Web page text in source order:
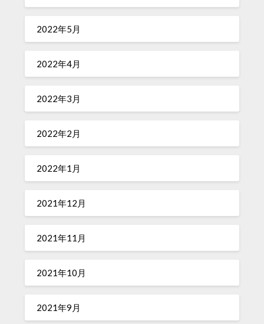
2022年5月
2022年4月
2022年3月
2022年2月
2022年1月
2021年12月
2021年11月
2021年10月
2021年9月